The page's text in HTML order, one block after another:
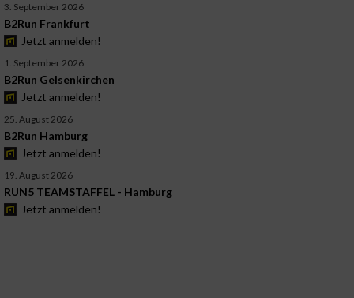
3. September 2026
B2Run Frankfurt
Jetzt anmelden!
1. September 2026
B2Run Gelsenkirchen
Jetzt anmelden!
25. August 2026
B2Run Hamburg
Jetzt anmelden!
19. August 2026
RUN5 TEAMSTAFFEL - Hamburg
Jetzt anmelden!